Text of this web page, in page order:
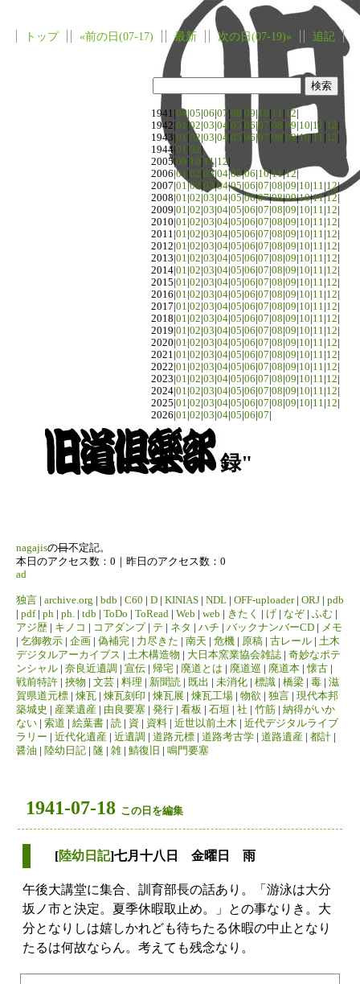
トップ «前の日(07-17) 最新 次の日(07-19)» 追記
1941| 04 05 06 07 08 09 10 11 12
1942| 01 02 03 04 05 06 |07 08 09 10 11 12
1943| 01 02 03 04 05 06 |07 08 09|10 11 12
1944| 01 02 |
2005|09 10 11 12
2006| 01 02 03|04|05|06 10|11|12
2007| 01|02 03|04|05 06 07 08 09 10 11 12|
2008| 01 02 03 04 05|06|07|08|09|10|11|12
2009| 01 02 03 04 05 06 07 08 09 10 11 12
2010| 01 02 03 04 05 06 07 08 09 10 11 12
2011| 01 02 03 04 05 06 07 08 09 10 11 12
2012| 01 02 03 04 05 06 07 08 09 10 11 12
2013| 01 02 03 04 05 06 07 08 09 10 11 12
2014| 01 02 03 04 05 06 07 08 09 10 11 12
2015| 01 02 03 04 05 06 07 08 09 10 11 12
2016| 01 02 03 04 05 06 07 08 09 10 11 12
2017| 01 02 03 04 05 06 07 08 09 10 11 12
2018| 01 02 03 04 05 06 07 08 09 10 11 12
2019| 01 02 03 04 05 06 07 08 09 10 11 12
2020| 01 02 03 04 05 06 07 08 09 10 11 12
2021| 01 02 03 04 05 06 07 08 09 10 11 12
2022| 01 02 03 04 05 06 07 08 09 10 11 12
2023| 01 02 03 04 05 06 07 08 09 10 11 12
2024| 01 02 03 04 05 06 07 08 09 10 11 12
2025| 01 02 03 04 05 06 07 08 09 10 11 12
2026| 01 02 03 04 05 06 07
録"
nagajisの日不定記。
本日のアクセス数：0｜昨日のアクセス数：0
ad
独言 | archive.org | bdb | C60 | D | KINIAS | NDL | OFF-uploader| ORJ | pdb
| pdf| ph | ph. | tdb | ToDo | ToRead | Web | web | きたく | げ | なぞ| ふむ |
アジ歴 | キノコ | コアダンプ| テ | ネタ | ハチ | バックナンバーCD | メモ
| 乞御教示 | 企画 | 偽補完 | 力尽きた | 南天 | 危機 | 原稿 | 古レール | 土木
デジタルアーカイブス | 土木構造物 | 大日本窯業協会雑誌 | 奇妙なポテ
ンシャル | 奈良近遺調 | 宣伝 | 帰宅 | 廃道とは | 廃道巡 | 廃道本 |懐古 |
戦前特許 | 挾物 | 文芸 | 料理 | 新聞読 | 既出 | 未消化 | 標識 | 橋梁 | 毒 | 滋
賀県道元標 | 煉瓦 | 煉瓦刻印 | 煉瓦展 | 煉瓦工場 | 物欲 | 独言 | 現代本邦
築城史 | 産業遺産 | 由良要塞 | 発行 | 看板 | 石垣 | 社 | 竹筋 | 納得がいか
ない | 索道 | 絵葉書 | 読 | 資 | 資料 | 近世以前土木 | 近代デジタルライブ
ラリー | 近代化遺産 | 近遺調 | 道路元標 | 道路考古学 | 道路遺産 | 都計 |
醤油 | 陸幼日記 | 隧 | 雑 | 鯖復旧 | 鳴門要塞
1941-07-18 この日を編集
[陸幼日記]七月十八日 金曜日 雨
午後大講堂に集合、訓育部長の話あり。「游泳は大分
坂ノ市と決定。夏季休暇取止め。」との事なりき。大
分となりしは嬉しかれども待ちたる休暇の中止となり
たるは何故ならん。考えても残念なり。